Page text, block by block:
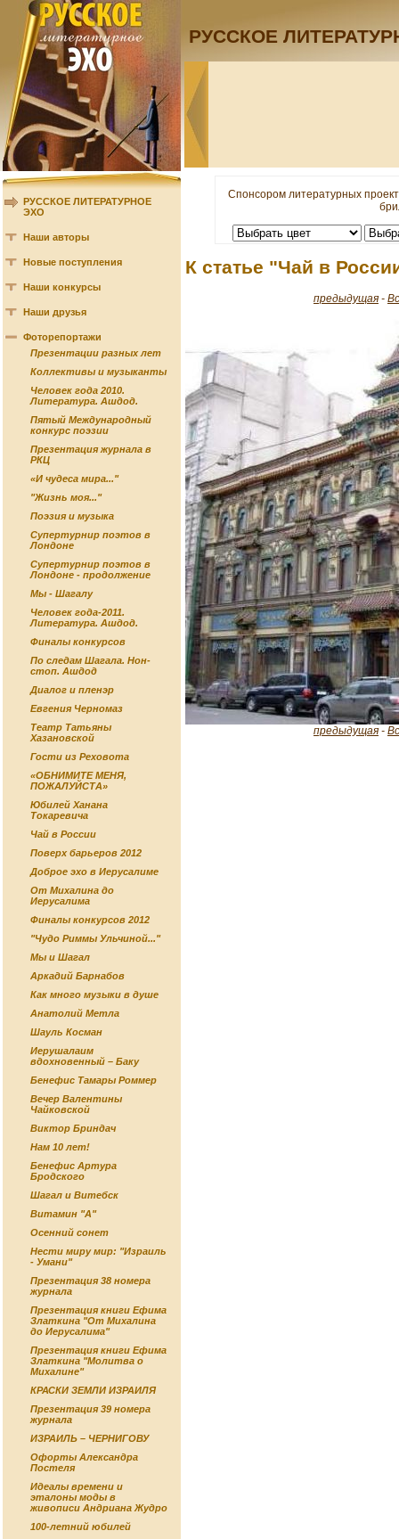
РУССКОЕ
РУССКОЕ ЛИТЕРАТУРНОЕ
ЭХО
Наши авторы
Новые поступления
Наши конкурсы
Наши друзья
Фоторепортажи
Презентации разных лет
Коллективы и музыканты
Человек года 2010.
Литература. Ашдод.
Пятый Международный
конкурс поэзии
Презентация журнала в
РКЦ
«И чудеса мира..."
"Жизнь моя..."
Поэзия и музыка
Супертурнир поэтов в
Лондоне
Супертурнир поэтов в
Лондоне - продолжение
Мы - Шагалу
Человек года-2011.
Литература. Ашдод.
Финалы конкурсов
По следам Шагала. Нон-
стоп. Ашдод
Диалог и пленэр
Евгения Черномаз
Театр Татьяны
Хазановской
Гости из Реховота
«ОБНИМИТЕ МЕНЯ,
ПОЖАЛУЙСТА»
Юбилей Ханана
Токаревича
Чай в России
Поверх барьеров 2012
Доброе эхо в Иерусалиме
От Михалина до
Иерусалима
Финалы конкурсов 2012
"Чудо Риммы Ульчиной..."
Мы и Шагал
Аркадий Барнабов
Как много музыки в душе
Анатолий Метла
Шауль Косман
Иерушалаим
вдохновенный – Баку
Бенефис Тамары Роммер
Вечер Валентины
Чайковской
Виктор Бриндач
Нам 10 лет!
Бенефис Артура
Бродского
Шагал и Витебск
Витамин "А"
Осенний сонет
Нести миру мир: "Израиль
- Умани"
Презентация 38 номера
журнала
Презентация книги Ефима
Златкина "От Михалина
до Иерусалима"
Презентация книги Ефима
Златкина "Молитва о
Михалине"
КРАСКИ ЗЕМЛИ ИЗРАИЛЯ
Презентация 39 номера
журнала
ИЗРАИЛЬ – ЧЕРНИГОВУ
Офорты Александра
Постеля
Идеалы времени и
эталоны моды в
живописи Андриана Жудро
100-летний юбилей
Спонсором литературных
К статье "Чай в
предыдущая -
предыдущая -